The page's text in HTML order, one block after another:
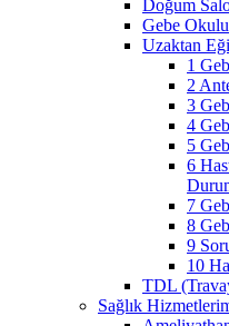
Doğum
Gebe Okulu
Uzaktan
1
2
3
4
5
6
7
8
9
10
TDL
Sağlık